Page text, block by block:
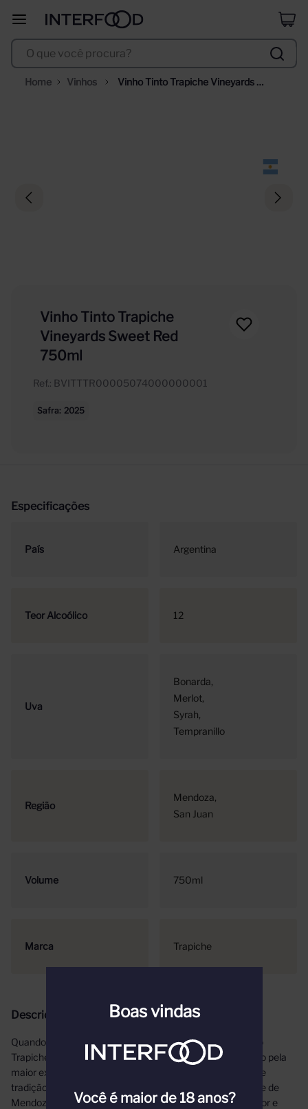
O que você procura?
Vinhos
Vinho Tinto Trapiche Vineyards
Vinho Tinto Trapiche
Vineyards Sweet Red
750ml
Ref. : BVITTTR00005074000000001
Safra 2025
Especificações
País Argentina
Teor Alcoólico 12
Uva
Bonarda
Merlot
Syrah
Tempranillo
Região
Mendoza
San Juan
Volume 750ml
Marca Trapiche
Descrição
Quando o assunto é volume de vendas e prazer na taça, o
Trapiche Vineyards Sweet Red não decepciona. Elaborado pela
maior exportadora de vinhos argentinos, com 130 anos de
tradição e presença em mais de 80 países, este tinto doce de
Mendoza e San Juan é o rótulo que conquista o consumidor e
Boas vindas
Você é maior de 18 anos?
º selección
corpus astral
10ºvinho